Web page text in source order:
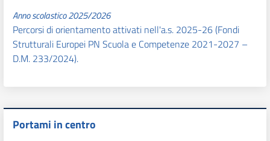
Anno scolastico 2025/2026
Percorsi di orientamento attivati nell'a.s. 2025-26 (Fondi
Strutturali Europei PN Scuola e Competenze 2021-2027 –
D.M. 233/2024).
Portami in centro